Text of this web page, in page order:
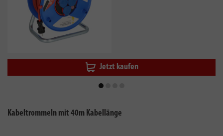
Jetzt kaufen
Kabeltrommeln mit 40m Kabellänge